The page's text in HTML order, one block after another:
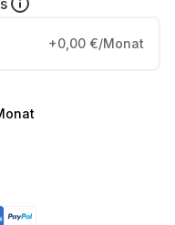
+0,00 €/Monat